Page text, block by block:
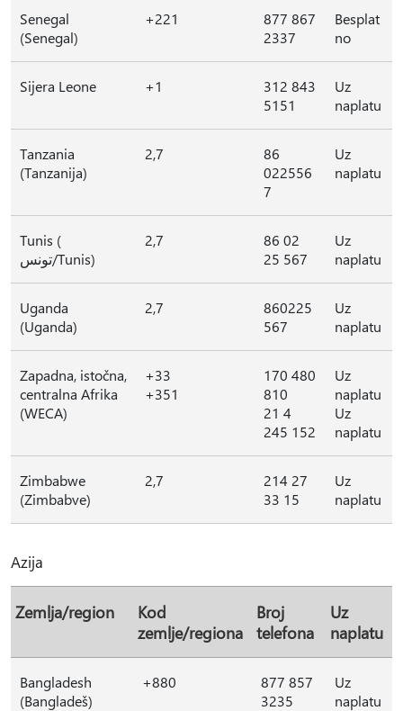
Senegal
(Senegal)
+221
877 867
2337
Besplat
no
Sijera Leone +1
312 843
5151
Uz
naplatu
Tanzania
(Tanzanija)
2,7
86
022556
7
Uz
naplatu
Tunis (
تونس/Tunis)
2,7
86 02
25 567
Uz
naplatu
Uganda
(Uganda)
2,7
860225
567
Uz
naplatu
Zapadna, istočna,
centralna Afrika
(WECA)
+33
+351
170 480
810
21 4
245 152
Uz
naplatu
Uz
naplatu
Zimbabwe
(Zimbabve)
2,7
214 27
33 15
Uz
naplatu
Azija
Zemlja/region
Kod
zemlje/regiona
Broj
telefona
Uz
naplatu
Bangladesh
(Bangladeš)
+880
877 857
3235
Uz
naplatu